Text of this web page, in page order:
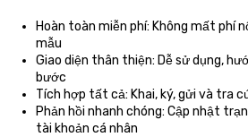
Hoàn toàn miễn phí: Không mất phí
mẫu
Giao diện thân thiện: Dễ sử dụng,
bước
Tích hợp tất cả: Khai, ký, gửi và tra
Phản hồi nhanh chóng: Cập nhật
tài khoản cá nhân